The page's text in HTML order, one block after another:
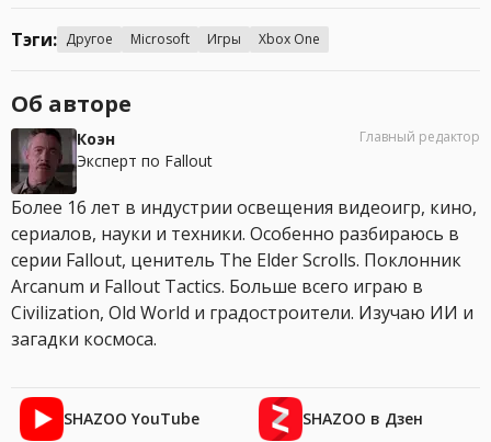
Тэги: Другое Microsoft Игры Xbox One
Об авторе
Коэн
Эксперт по Fallout
Главный редактор
Более 16 лет в индустрии освещения видеоигр, кино,
сериалов, науки и техники. Особенно разбираюсь в
серии Fallout, ценитель The Elder Scrolls. Поклонник
Arcanum и Fallout Tactics. Больше всего играю в
Civilization, Old World и градостроители. Изучаю ИИ и
загадки космоса.
SHAZOO YouTube SHAZOO в Дзен